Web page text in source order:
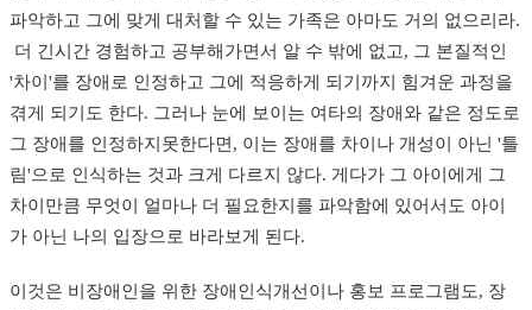
파악하고 그에 맞게 대처할 수 있는 가족은 아마도 거의 없으리라.
더 긴시간 경험하고 공부해가면서 알 수 밖에 없고, 그 본질적인
'차이'를 장애로 인정하고 그에 적응하게 되기까지 힘겨운 과정을
겪게 되기도 한다. 그러나 눈에 보이는 여타의 장애와 같은 정도로
그 장애를 인정하지못한다면, 이는 장애를 차이나 개성이 아닌 '틀
림'으로 인식하는 것과 크게 다르지 않다. 게다가 그 아이에게 그
차이만큼 무엇이 얼마나 더 필요한지를 파악함에 있어서도 아이
가 아닌 나의 입장으로 바라보게 된다.
이것은 비장애인을 위한 장애인식개선이나 홍보 프로그램도, 장